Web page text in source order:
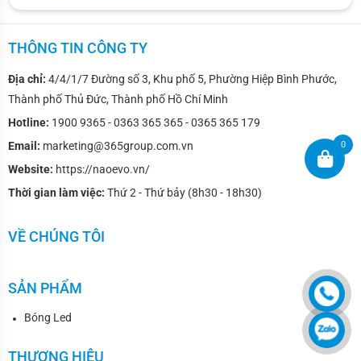
tích hợp của nó giúp việc lắp đặt dễ dàng hơn.
Thông thường, n hững bóng đèn này tương thích
với 99% ô tô và có thể dễ dàng lắp đặt. Sản phẩm
bị lên chóa đèn cực kỳ đơn giản, gắn vào là sáng
không tốn nhiều thời gian.
THÔNG TIN CÔNG TY
Địa chỉ: 4/4/1/7 Đường số 3, Khu phố 5, Phường Hiệp Bình Phước,
Thành phố Thủ Đức, Thành phố Hồ Chí Minh
Hotline: 1900 9365 - 0363 365 365 - 0365 365 179
Email: marketing@365group.com.vn
Website: https://naoevo.vn/
Thời gian làm việc: Thứ 2 - Thứ bảy (8h30 - 18h30)
VỀ CHÚNG TÔI
SẢN PHẨM
Bóng Led
THƯƠNG HIỆU
0